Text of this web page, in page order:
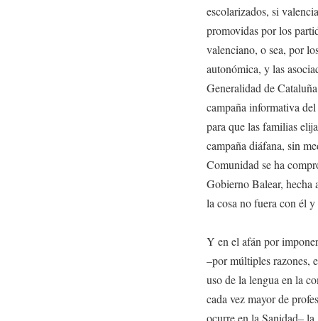
escolarizados, si
promovidas por los
valenciano, o sea, por
autonómica, y las
Generalidad de
campaña informativa
para que las familias
campaña diáfana, sin
Comunidad se ha
Gobierno Balear, hecha
la cosa no fuera con él
Y en el afán por
–por múltiples razones,
uso de la lengua en la
cada vez mayor de
ocurre en la Sanidad–